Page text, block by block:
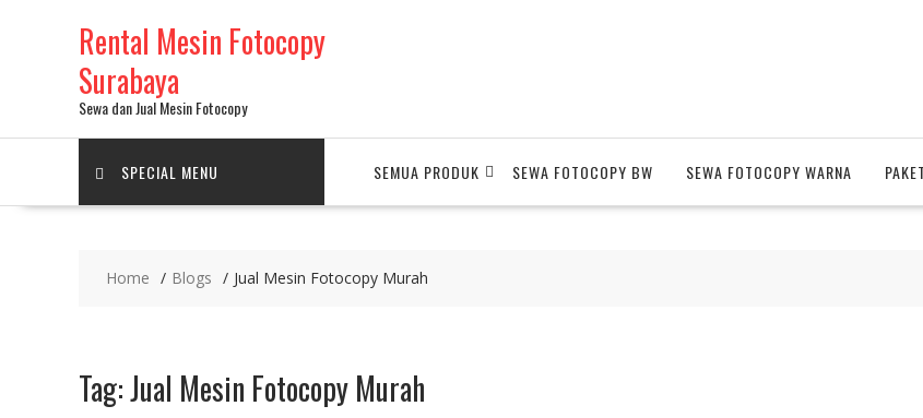
Rental Mesin Fotocopy
Surabaya
Sewa dan Jual Mesin Fotocopy
SPECIAL MENU SEMUA PRODUK SEWA FOTOCOPY BW SEWA FOTOCOPY WARNA
Home Blogs Jual Mesin Fotocopy Murah
Tag:Jual Mesin Fotocopy Murah